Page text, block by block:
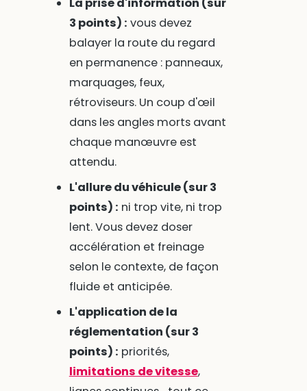
La prise d'information (sur
3 points) : vous devez
balayer la route du regard
en permanence : panneaux,
marquages, feux,
rétroviseurs. Un coup d'œil
dans les angles morts avant
chaque manœuvre est
attendu.
L'allure du véhicule (sur 3
points) : ni trop vite, ni trop
lent. Vous devez doser
accélération et freinage
selon le contexte, de façon
fluide et anticipée.
L'application de la
réglementation (sur 3
points) : priorités,
limitations de vitesse,